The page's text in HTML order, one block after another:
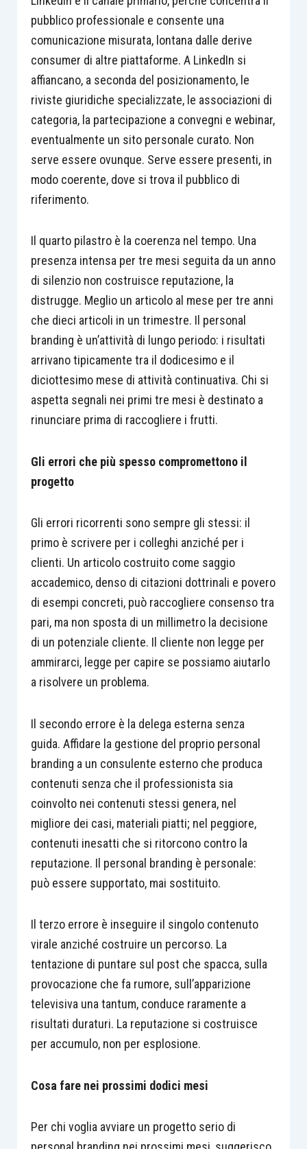
pubblico professionale e consente una
comunicazione misurata, lontana dalle derive
consumer di altre piattaforme. A LinkedIn si
affiancano, a seconda del posizionamento, le
riviste giuridiche specializzate, le associazioni di
categoria, la partecipazione a convegni e webinar,
eventualmente un sito personale curato. Non
serve essere ovunque. Serve essere presenti, in
modo coerente, dove si trova il pubblico di
riferimento.
Il quarto pilastro è la coerenza nel tempo. Una
presenza intensa per tre mesi seguita da un anno
di silenzio non costruisce reputazione, la
distrugge. Meglio un articolo al mese per tre anni
che dieci articoli in un trimestre. Il personal
branding è un’attività di lungo periodo: i risultati
arrivano tipicamente tra il dodicesimo e il
diciottesimo mese di attività continuativa. Chi si
aspetta segnali nei primi tre mesi è destinato a
rinunciare prima di raccogliere i frutti.
Gli errori che più spesso compromettono il
progetto
Gli errori ricorrenti sono sempre gli stessi: il
primo è scrivere per i colleghi anziché per i
clienti. Un articolo costruito come saggio
accademico, denso di citazioni dottrinali e povero
di esempi concreti, può raccogliere consenso tra
pari, ma non sposta di un millimetro la decisione
di un potenziale cliente. Il cliente non legge per
ammirarci, legge per capire se possiamo aiutarlo
a risolvere un problema.
Il secondo errore è la delega esterna senza
guida. Affidare la gestione del proprio personal
branding a un consulente esterno che produca
contenuti senza che il professionista sia
coinvolto nei contenuti stessi genera, nel
migliore dei casi, materiali piatti; nel peggiore,
contenuti inesatti che si ritorcono contro la
reputazione. Il personal branding è personale:
può essere supportato, mai sostituito.
Il terzo errore è inseguire il singolo contenuto
virale anziché costruire un percorso. La
tentazione di puntare sul post che spacca, sulla
provocazione che fa rumore, sull’apparizione
televisiva una tantum, conduce raramente a
risultati duraturi. La reputazione si costruisce
per accumulo, non per esplosione.
Cosa fare nei prossimi dodici mesi
Per chi voglia avviare un progetto serio di